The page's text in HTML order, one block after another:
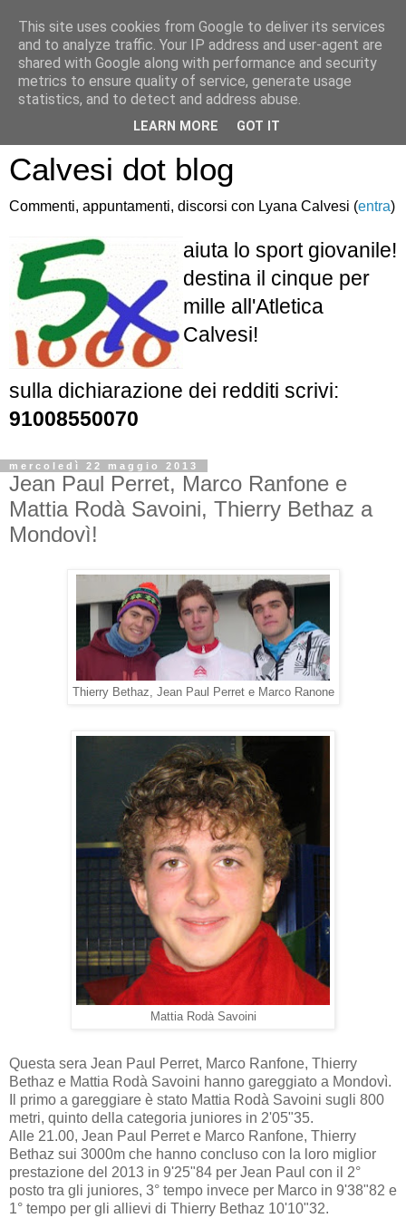
Atletica Sandro
Calvesi dot blog
Commenti, appuntamenti, discorsi con Lyana Calvesi (entra)
aiuta lo sport giovanile!
destina il cinque per
mille all'Atletica
Calvesi!
sulla dichiarazione dei redditi scrivi:
91008550070
mercoledì 22 maggio 2013
Jean Paul Perret, Marco Ranfone e
Mattia Rodà Savoini, Thierry Bethaz a
Mondovì!
Thierry Bethaz, Jean Paul Perret e Marco Ranone
Mattia Rodà Savoini
Questa sera Jean Paul Perret, Marco Ranfone, Thierry
Bethaz e Mattia Rodà Savoini hanno gareggiato a Mondovì.
Il primo a gareggiare è stato Mattia Rodà Savoini sugli 800
metri, quinto della categoria juniores in 2'05"35.
Alle 21.00, Jean Paul Perret e Marco Ranfone, Thierry
Bethaz sui 3000m che hanno concluso con la loro miglior
prestazione del 2013 in 9'25"84 per Jean Paul con il 2°
posto tra gli juniores, 3° tempo invece per Marco in 9'38"82 e
1° tempo per gli allievi di Thierry Bethaz 10'10"32.
This site uses cookies from Google to deliver its services
and to analyze traffic. Your IP address and user-agent are
shared with Google along with performance and security
metrics to ensure quality of service, generate usage
statistics, and to detect and address abuse.
LEARN MORE GOT IT